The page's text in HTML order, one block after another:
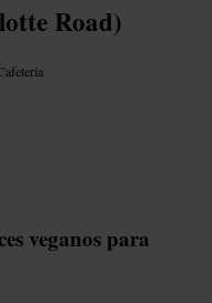
Road)
veganos para